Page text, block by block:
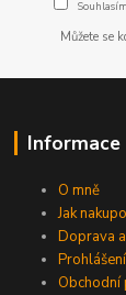
Můžete se
O mně
Jak
Doprava
Obchodní